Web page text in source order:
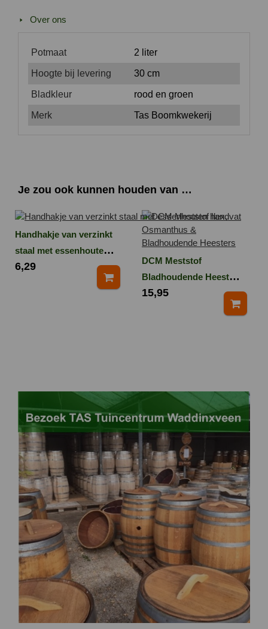
Over ons
Potmaat 2 liter
Hoogte bij levering 30 cm
Bladkleur rood en groen
Merk Tas Boomkwekerij
Je zou ook kunnen houden van …
Handhakje van verzinkt
staal met essenhouten
handvat
6,29
DCM Meststof
Bladhoudende Heesters
3 kg
15,95